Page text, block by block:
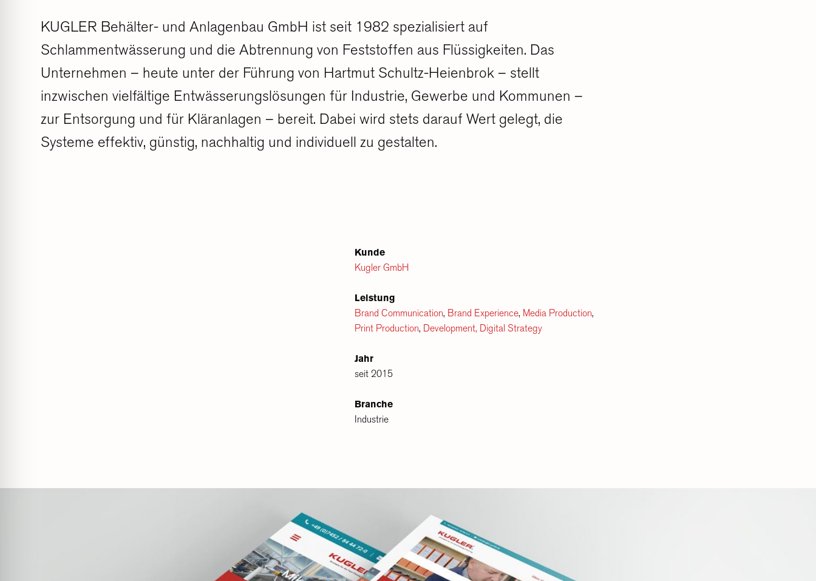
KUGLER Behälter- und Anlagenbau GmbH ist seit 1982 spezialisiert auf
Schlammentwässerung und die Abtrennung von Feststoffen aus Flüssigkeiten. Das
Unternehmen – heute unter der Führung von Hartmut Schultz-Heienbrok – stellt
inzwischen vielfältige Entwässerungslösungen für Industrie, Gewerbe und Kommunen –
zur Entsorgung und für Kläranlagen – bereit. Dabei wird stets darauf Wert gelegt, die
Systeme effektiv, günstig, nachhaltig und individuell zu gestalten.
Kunde
Kugler GmbH
Leistung
Brand Communication, Brand Experience, Media Production,
Print Production, Development, Digital Strategy
Jahr
seit 2015
Branche
Industrie